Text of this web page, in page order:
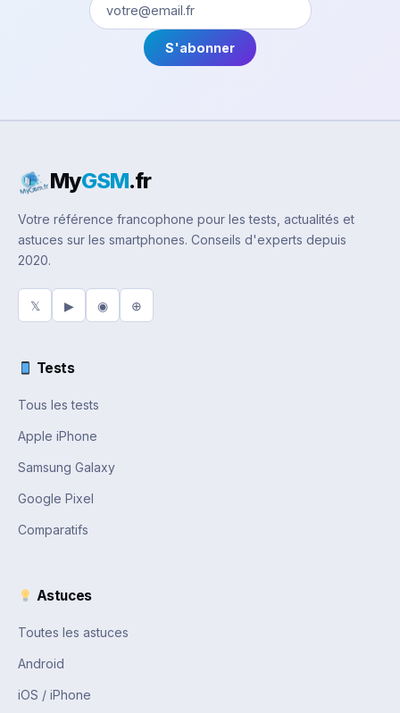
S'abonner
MyGSM.fr
Votre référence francophone pour les tests, actualités et
astuces sur les smartphones. Conseils d'experts depuis
2020.
𝕏 ▶ ◉ ⊕
Tests
Tous les tests
Apple iPhone
Samsung Galaxy
Google Pixel
Comparatifs
Astuces
Toutes les astuces
Android
iOS / iPhone